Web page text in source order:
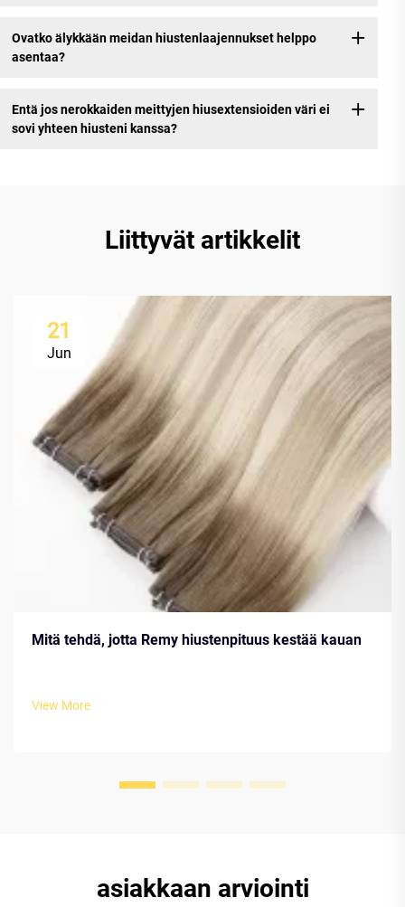
Ovatko älykkään meidan hiustenlaajennukset helppo
asentaa?
Entä jos nerokkaiden meittyjen hiusextensioiden väri ei
sovi yhteen hiusteni kanssa?
Liittyvät artikkelit
21
Jun
Mitä tehdä, jotta Remy hiustenpituus kestää kauan
View More
asiakkaan arviointi